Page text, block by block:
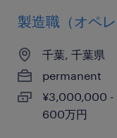
製造職（オペ
千葉, 千葉県
permanent
¥3,000,000 -
600万円